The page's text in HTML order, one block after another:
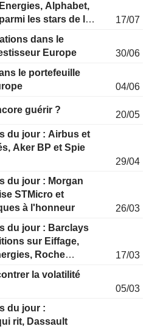
Alphabet,
les stars de la
17/07
dans le
Europe
30/06
le portefeuille
04/06
guérir ?
20/05
du jour : Airbus et
Aker BP et Spie
29/04
du jour : Morgan
STMicro et
à l'honneur
26/03
du jour : Barclays
sur Eiffage,
Roche
17/03
la volatilité
05/03
du jour :
rit, Dassault